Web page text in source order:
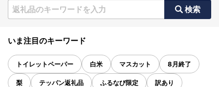
検索
いま注目のキーワード
トイレットペーパー 白米 マスカット 8月終了
梨 テッパン返礼品 ふるなび限定 訳あり